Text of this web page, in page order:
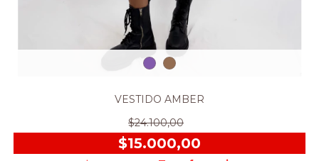
VESTIDO AMBER
$24.100,00
$15.000,00